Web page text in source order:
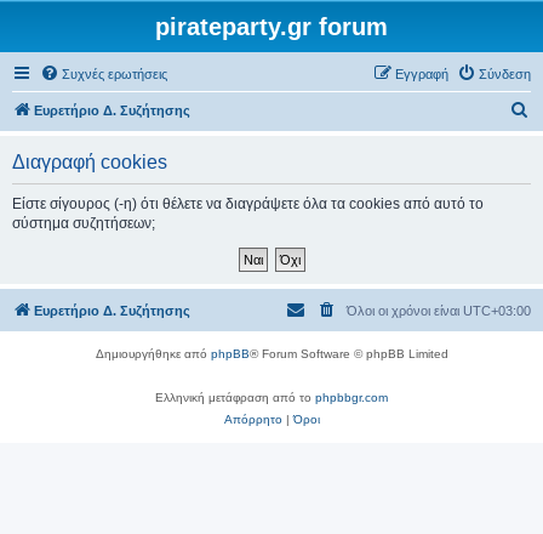
pirateparty.gr forum
Συχνές ερωτήσεις Σύνδεση
Εγγραφή
Ευρετήριο Δ. Συζήτησης
σ
Διαγραφή cookies
Είστε σίγουρος (-η) ότι θέλετε να διαγράψετε όλα τα cookies από αυτό το
σύστημα συζητήσεων;
Ευρετήριο Δ. Συζήτησης Όλοι οι χρόνοι είναι UTC+03:00
Δημιουργήθηκε από phpBB® Forum Software © phpBB Limited
Ελληνική μετάφραση από το phpbbgr.com
Απόρρητο|Όροι